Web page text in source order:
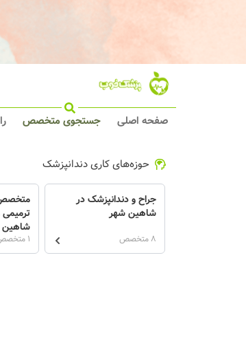
صفحه اصلی جستجوی متخصص
حوزه‌های کاری دندانپزشک
جراح و دندانپزشک در
شاهین شهر
8 متخصص
متخصص
ترمیمی
1 متخصص